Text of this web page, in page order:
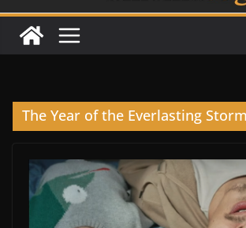
The Year of the Everlasting